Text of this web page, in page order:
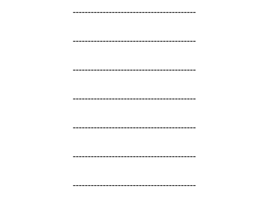
-----------------------------------------
-----------------------------------------
-----------------------------------------
-----------------------------------------
-----------------------------------------
-----------------------------------------
-----------------------------------------